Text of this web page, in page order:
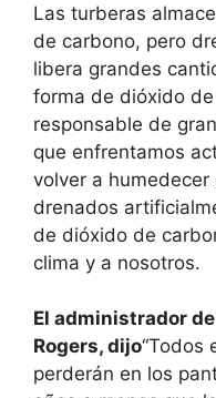
Las turberas
de carbono, pero
libera grandes
forma de dióxido
responsable de
que enfrentamos
volver a
drenados
de dióxido de
clima y a nosotros.
El administrador
Rogers, dijo“Todos
perderán en los